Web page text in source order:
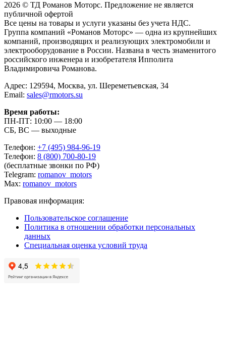
2026 © ТД Романов Моторс. Предложение не является
публичной офертой
Все цены на товары и услуги указаны без учета НДС.
Группа компаний «Романов Моторс» — одна из крупнейших
компаний, производящих и реализующих электромобили и
электрооборудование в России. Названа в честь знаменитого
российского инженера и изобретателя Ипполита
Владимировича Романова.
Адрес: 129594, Москва, ул. Шереметьевская, 34
Email: sales@rmotors.su
Время работы:
ПН-ПТ: 10:00 — 18:00
СБ, ВС — выходные
Телефон: +7 (495) 984-96-19
Телефон: 8 (800) 700-80-19
(бесплатные звонки по РФ)
Telegram: romanov_motors
Max: romanov_motors
Правовая информация:
Пользовательское соглашение
Политика в отношении обработки персональных
данных
Специальная оценка условий труда